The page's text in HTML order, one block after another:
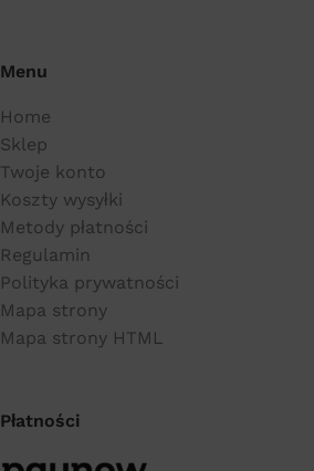
Menu
Home
Sklep
Twoje konto
Koszty wysyłki
Metody płatności
Regulamin
Polityka prywatności
Mapa strony
Mapa strony HTML
Płatności